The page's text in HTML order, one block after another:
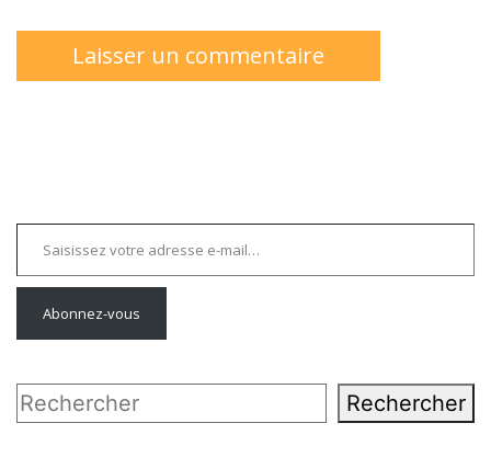
Saisissez votre adresse e-mail…
Abonnez-vous
Rechercher Rechercher